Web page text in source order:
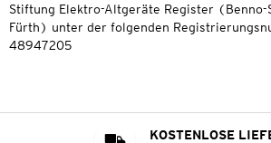
Stiftung Elektro-Altgeräte Register (Benno-
Fürth) unter der folgenden
48947205
KOSTENLOSE